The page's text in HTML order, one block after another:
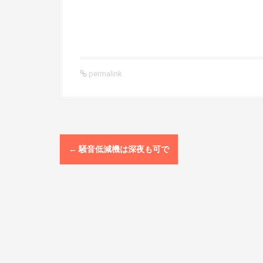
permalink
P
o
← 騒音低減機は深夜も可で